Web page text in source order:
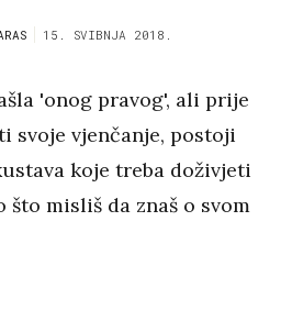
15. SVIBNJA 2018.
'onog pravog', ali prije
svoje vjenčanje, postoji
koje treba doživjeti
misliš da znaš o svom